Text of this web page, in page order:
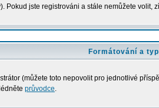
Pokud jste registrováni a stále nemůžete
Formátování a
(můžete toto nepovolit pro jednotlivé
průvodce.